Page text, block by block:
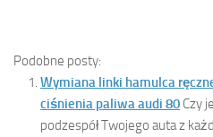
Podobne posty:
Wymiana linki hamulca
ciśnienia paliwa audi 80 Czy
podzespół Twojego auta z